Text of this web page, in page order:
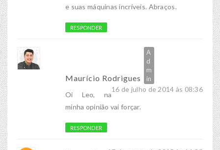
e suas máquinas incríveis. Abraços.
RESPONDER
Maurício Rodrigues
16 de julho de 2014 às 08:36
Oi Leo, na
minha opinião vai forçar.
RESPONDER